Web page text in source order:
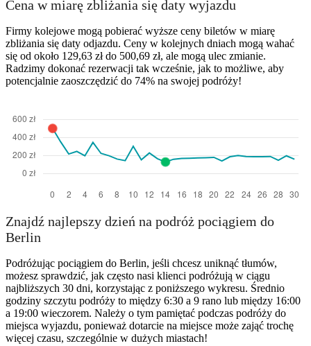
Cena w miarę zbliżania się daty wyjazdu
Firmy kolejowe mogą pobierać wyższe ceny biletów w miarę
zbliżania się daty odjazdu. Ceny w kolejnych dniach mogą wahać
się od około 129,63 zł do 500,69 zł, ale mogą ulec zmianie.
Radzimy dokonać rezerwacji tak wcześnie, jak to możliwe, aby
potencjalnie zaoszczędzić do 74% na swojej podróży!
Znajdź najlepszy dzień na podróż pociągiem do
Berlin
Podróżując pociągiem do Berlin, jeśli chcesz uniknąć tłumów,
możesz sprawdzić, jak często nasi klienci podróżują w ciągu
najbliższych 30 dni, korzystając z poniższego wykresu. Średnio
godziny szczytu podróży to między 6:30 a 9 rano lub między 16:00
a 19:00 wieczorem. Należy o tym pamiętać podczas podróży do
miejsca wyjazdu, ponieważ dotarcie na miejsce może zająć trochę
więcej czasu, szczególnie w dużych miastach!